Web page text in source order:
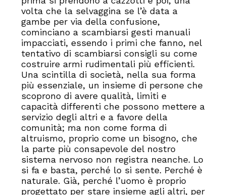
volta che la selvaggina se l’è data a
gambe per via della confusione,
cominciano a scambiarsi gesti manuali
impacciati, essendo i primi che fanno, nel
tentativo di scambiarsi consigli su come
costruire armi rudimentali più efficienti.
Una scintilla di società, nella sua forma
più essenziale, un insieme di persone che
scoprono di avere qualità, limiti e
capacità differenti che possono mettere a
servizio degli altri e a favore della
comunità; ma non come forma di
altruismo, proprio come un bisogno, che
la parte più consapevole del nostro
sistema nervoso non registra neanche. Lo
si fa e basta, perché lo si sente. Perché è
naturale. Già, perché l’uomo è proprio
progettato per stare insieme agli altri, per